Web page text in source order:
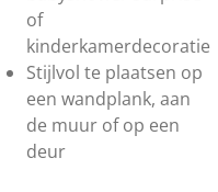
of
kinderkamerdecoratie
Stijlvol te plaatsen op
een wandplank, aan
de muur of op een
deur